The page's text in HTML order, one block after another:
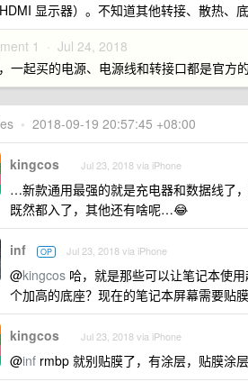
显示器）。不知道其他转接、散热、
1 · Jul 24, 2018
一起买的电源、电源线和转接口都是官方
• 2018-09-19 20:57:45 +08:00
kingcos Jul 23, 2018 via iPhone
…新款通用最强的就是充电器和数据线了
既然都入了，其他还有啥呢…😂
inf OP Jul 23, 2018 via iPhone
@kingcos 哈，就是那些可以让笔记本使
个加高的底座？现在的笔记本屏幕需要贴
kingcos Jul 23, 2018 via iPhone
@inf rmbp 就别贴膜了，有涂层，贴膜涂